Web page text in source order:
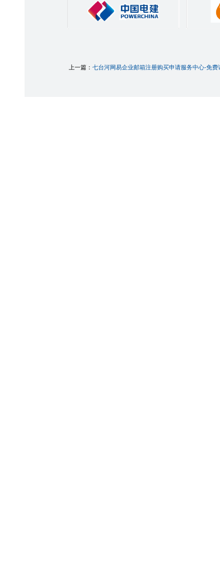
上一篇： 七台河网易企业邮箱注册购买申请服务中心-免费